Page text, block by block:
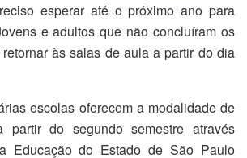
esperar até o próximo ano para
e adultos que não concluíram os
às salas de aula a partir do dia
escolas oferecem a modalidade de
partir do segundo semestre através
Educação do Estado de São Paulo